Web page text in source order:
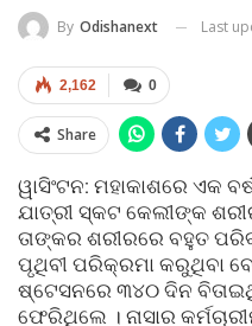
By Odishanext Last
0
2,162
Share
ୱାସିଂଟନ: ମହାକାଶରେ ଏକ
ଯାତ୍ରୀ ସ୍କଟ କେଲୀଙ୍କ
ତାଙ୍କର ଶରୀରରେ ବହୁତ
ପୃଥିବୀ ପରିକ୍ରମା କରୁଥିବା
ଷ୍ଟେସନରେ ୩୪୦ ଦିନ
ଫେରିଥିଲେ । ନାସାର